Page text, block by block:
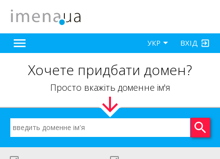
ВХІД
УКР
Хочете придбати домен?
Просто вкажіть доменне ім'я